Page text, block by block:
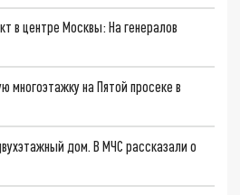
в центре Москвы: На генералов
многоэтажку на Пятой просеке в
дом. В МЧС рассказали о